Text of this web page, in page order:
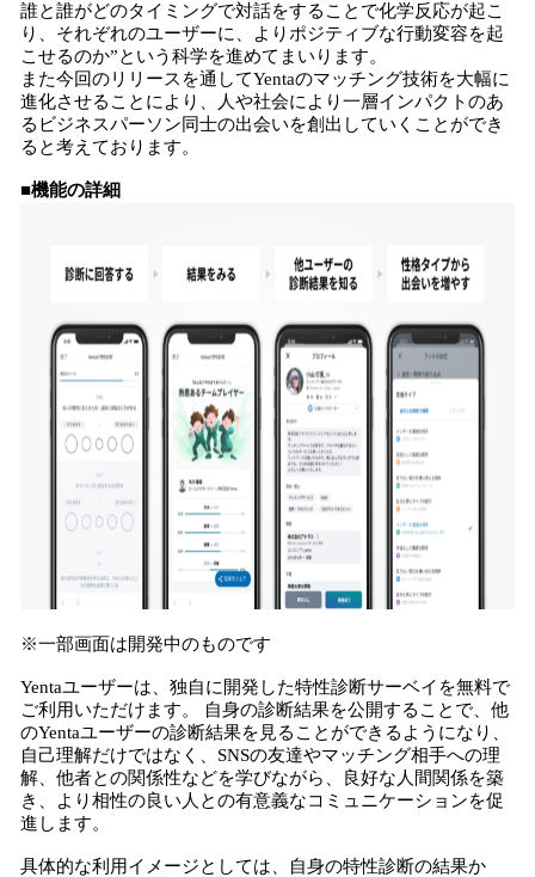
誰と誰がどのタイミングで対話をすることで化学反応が起こ
り、それぞれのユーザーに、よりポジティブな行動変容を起
こせるのか”という科学を進めてまいります。
また今回のリリースを通してYentaのマッチング技術を大幅に
進化させることにより、人や社会により一層インパクトのあ
るビジネスパーソン同士の出会いを創出していくことができ
ると考えております。
■機能の詳細
※一部画面は開発中のものです
Yentaユーザーは、独自に開発した特性診断サーベイを無料で
ご利用いただけます。 自身の診断結果を公開することで、他
のYentaユーザーの診断結果を見ることができるようになり、
自己理解だけではなく、SNSの友達やマッチング相手への理
解、他者との関係性などを学びながら、良好な人間関係を築
き、より相性の良い人との有意義なコミュニケーションを促
進します。
具体的な利用イメージとしては、自身の特性診断の結果か